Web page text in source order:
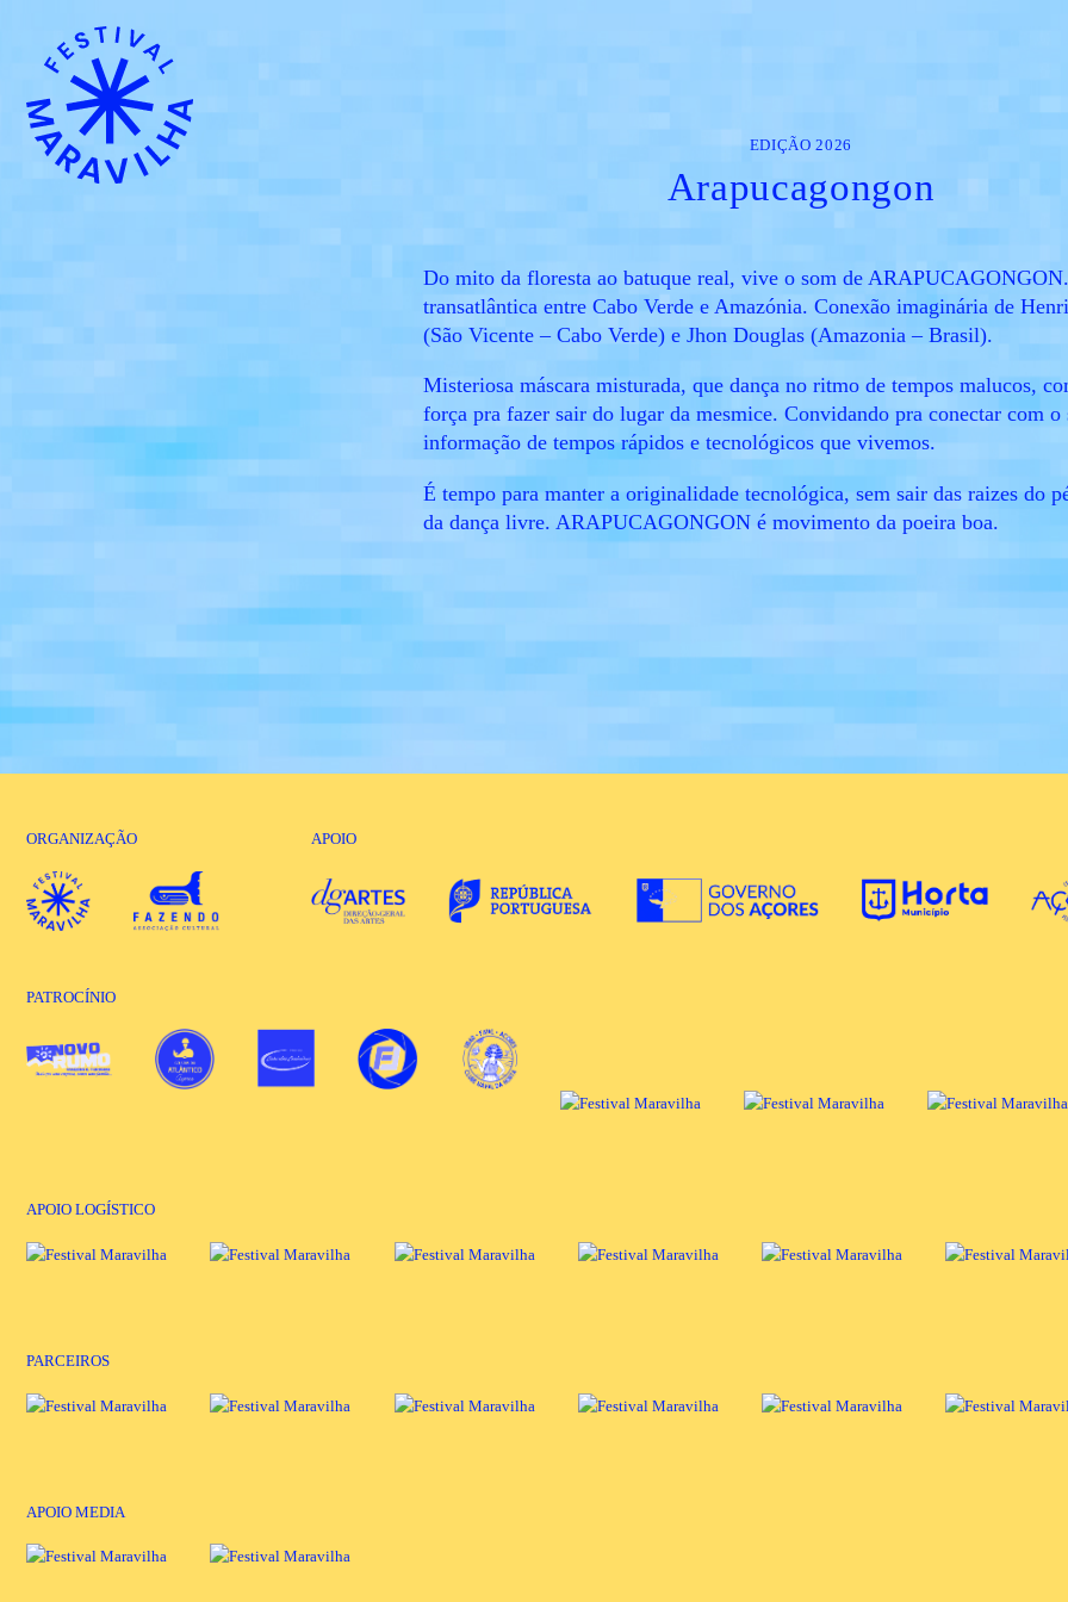
EDIÇÃO 2026
Arapucagongon
Do mito da floresta ao batuque real, vive o som de
transatlântica entre Cabo Verde e Amazónia. Conexão imaginária de
(São Vicente – Cabo Verde) e Jhon Douglas (Amazonia – Brasil).
Misteriosa máscara misturada, que dança no ritmo de tempos malucos,
força pra fazer sair do lugar da mesmice. Convidando pra conectar com o
informação de tempos rápidos e tecnológicos que vivemos.
É tempo para manter a originalidade tecnológica, sem sair das raizes do
da dança livre. ARAPUCAGONGON é movimento da poeira boa.
ORGANIZAÇÃO APOIO
PATROCÍNIO
APOIO LOGÍSTICO
PARCEIROS
APOIO MEDIA